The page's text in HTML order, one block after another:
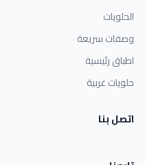
الحلويات
وصفات سريعة
اطباق رئيسية
حلويات غربية
اتصل بنا